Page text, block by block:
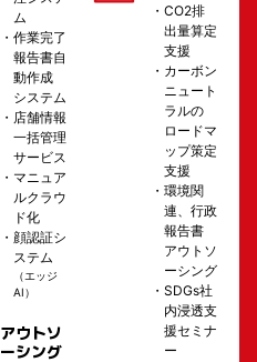
ム
作業完了
報告書自
動作成
システム
店舗情報
一括管理
サービス
マニュア
ルクラウ
ド化
顔認証シ
ステム
（エッジ
AI）
アウトソ
ーシング
CO2排
出量算定
支援
カーボン
ニュート
ラルの
ロードマ
ップ策定
支援
環境関
連、行政
報告書
アウトソ
ーシング
SDGs社
内浸透支
援セミナ
ー